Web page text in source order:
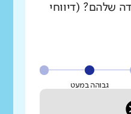
שלהם? (דיווחי
גבוהה במעט